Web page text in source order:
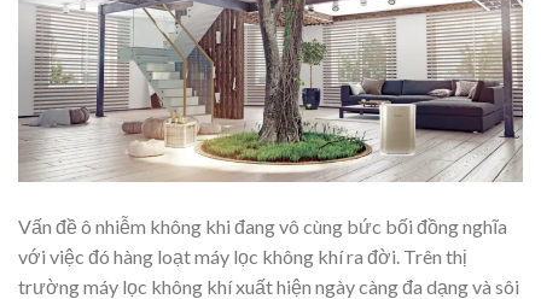
Vấn đề ô nhiễm không khi đang vô cùng bức bối đồng nghĩa
với việc đó hàng loạt máy lọc không khí ra đời. Trên thị
trường máy lọc không khí xuất hiện ngày càng đa dạng và sôi